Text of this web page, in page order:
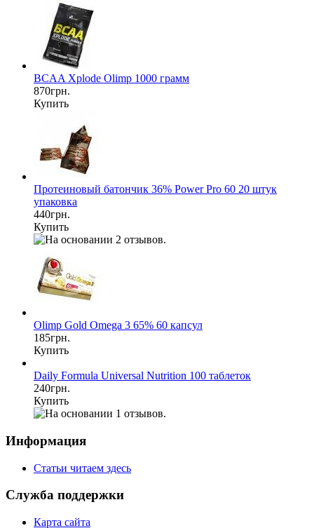
BCAA Xplode Olimp 1000 грамм
870грн.
Купить
Протеиновый батончик 36% Power Pro 60 20 штук
упаковка
440грн.
Купить
Olimp Gold Omega 3 65% 60 капсул
185грн.
Купить
Daily Formula Universal Nutrition 100 таблеток
240грн.
Купить
Информация
Статьи читаем здесь
Служба поддержки
Карта сайта